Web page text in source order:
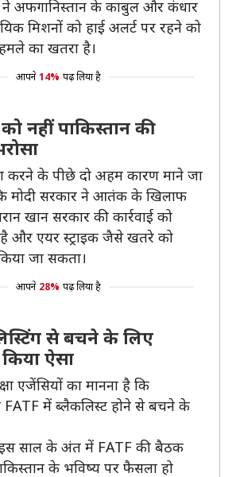
अफगानिस्तान के काबुल और कंधार
मिशनों को हाई अलर्ट पर रहने को
का खतरा है।
आपने 14% पढ़ लिया है
नहीं पाकिस्तान की
करने के पीछे दो अहम कारण माने जा
मोदी सरकार ने आतंक के खिलाफ
खान सरकार की कार्रवाई को
है और एयर स्ट्राइक जैसे खतरे को
जा सकता।
आपने 28% पढ़ लिया है
से बचने के लिए
ऐसा
एजेंसियों का मानना है कि
FATF में ब्लैकलिस्ट होने से बचने के
इस साल के अंत में FATF की बैठक
के भविष्य पर फैसला हो